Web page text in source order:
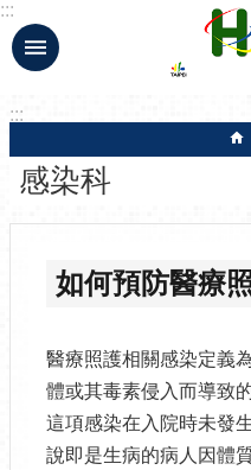
跳到主要內容區塊
:::
:::
感染科
如何預防醫療
醫療照護相關感染定義
體或其毒素侵入而導致
這項感染在入院時未發
說即是生病的病人因體